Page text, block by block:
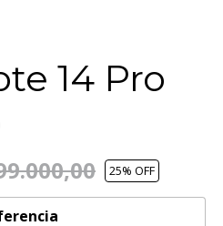
14 Pro
25% OFF